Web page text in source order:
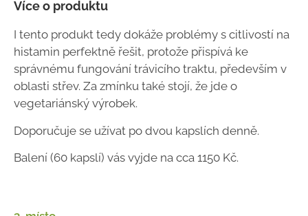
Více o produktu
I tento produkt tedy dokáže problémy s citlivostí na
histamin perfektně řešit, protože přispívá ke
správnému fungování trávicího traktu, především v
oblasti střev. Za zmínku také stojí, že jde o
vegetariánský výrobek.
Doporučuje se užívat po dvou kapslích denně.
Balení (60 kapslí) vás vyjde na cca 1150 Kč.